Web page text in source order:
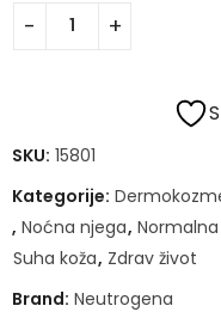
SKU: 15801
Kategorije:
, Noćna njega, Normalna
Suha koža, Zdrav život
Brand: Neutrogena